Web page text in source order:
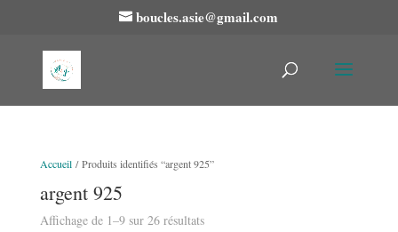
boucles.asie@gmail.com
Accueil/ Produits identifiés “argent 925”
argent 925
Affichage de 1–9 sur 26 résultats